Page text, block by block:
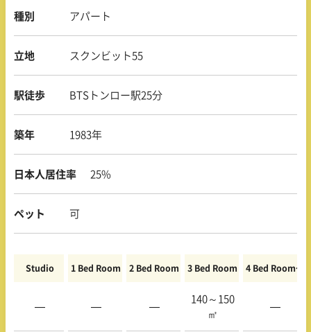
種別 アパート
立地 スクンビット55
駅徒歩 BTSトンロー駅25分
築年 1983年
日本人居住率 25%
ペット 可
Studio 1 Bed Room 2 Bed Room 3 Bed Room 4 Bed Room〜
— — —
140～150
㎡
—